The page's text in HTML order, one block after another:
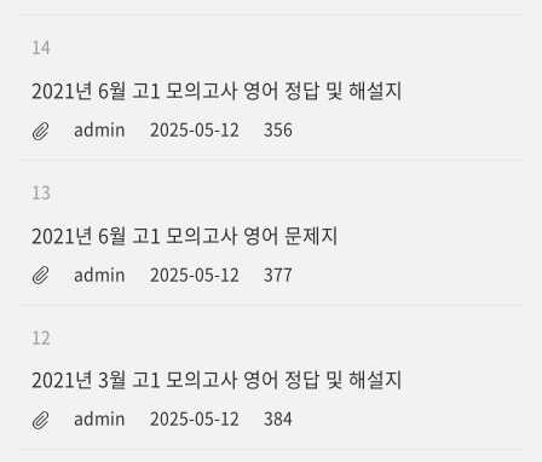
14
2021년 6월 고1 모의고사 영어 정답 및 해설지
admin 2025-05-12 356
13
2021년 6월 고1 모의고사 영어 문제지
admin 2025-05-12 377
12
2021년 3월 고1 모의고사 영어 정답 및 해설지
admin 2025-05-12 384